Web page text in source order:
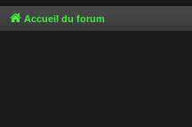
Accueil du forum